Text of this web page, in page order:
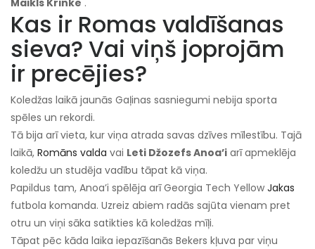
Maikls Krinke .
Kas ir Romas valdīšanas
sieva? Vai viņš joprojām
ir precējies?
Koledžas laikā jaunās Gaļinas sasniegumi nebija sporta
spēles un rekordi.
Tā bija arī vieta, kur viņa atrada savas dzīves mīlestību. Tajā
laikā, Romāns valda vai Leti Džozefs Anoa’i arī apmeklēja
koledžu un studēja vadību tāpat kā viņa.
Papildus tam, Anoa’i spēlēja arī Georgia Tech Yellow Jakas
futbola komanda. Uzreiz abiem radās sajūta vienam pret
otru un viņi sāka satikties kā koledžas mīļi.
Tāpat pēc kāda laika iepazīšanās Bekers kļuva par viņu